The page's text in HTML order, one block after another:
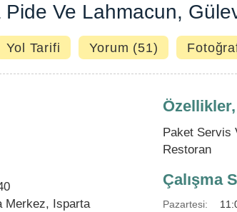
Pide Ve Lahmacun,
Yol Tarifi Yorum (51)
Merkez, Isparta
Paket Servis
Restoran
Çalışma
Pazartesi: